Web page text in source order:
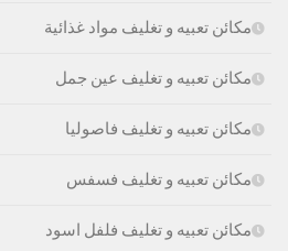
مكائن تعبيه و تغليف مواد غذائية
مكائن تعبيه و تغليف عين جمل
مكائن تعبيه و تغليف فاصوليا
مكائن تعبيه و تغليف فسفس
مكائن تعبيه و تغليف فلفل اسود